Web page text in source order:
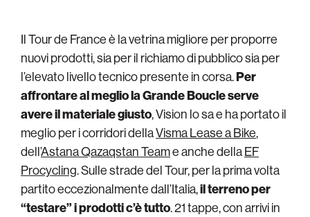
Il Tour de France è la vetrina migliore per proporre
nuovi prodotti, sia per il richiamo di pubblico sia per
l’elevato livello tecnico presente in corsa.Per
affrontare al meglio la Grande Boucle serve
avere il materiale giusto, Vision lo sa e ha portato il
meglio per i corridori dellaVisma Lease a Bike,
dell’Astana Qazaqstan Teame anche dellaEF
Procycling. Sulle strade del Tour, per la prima volta
partito eccezionalmente dall’Italia,il terreno per
“testare” i prodotti c’è tutto. 21 tappe, con arrivi in